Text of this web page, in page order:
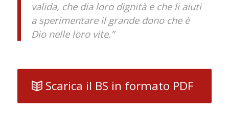
valida, che dia loro dignità e che li aiuti
a sperimentare il grande dono che è
Dio nelle loro vite.”
Scarica il BS in formato PDF